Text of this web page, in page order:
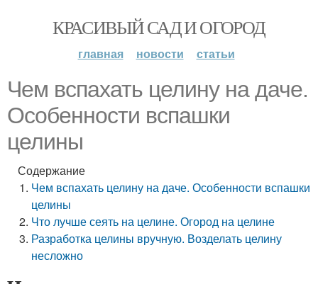
КРАСИВЫЙ САД И ОГОРОД
главная новости статьи
Чем вспахать целину на даче.
Особенности вспашки
целины
Содержание
Чем вспахать целину на даче. Особенности вспашки
целины
Что лучше сеять на целине. Огород на целине
Разработка целины вручную. Возделать целину
несложно